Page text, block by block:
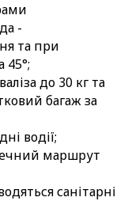
-
та при
45°;
до 30 кг та
багаж за
водії;
маршрут
санітарні